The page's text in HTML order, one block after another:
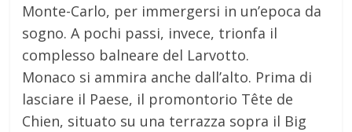
Monte-Carlo, per immergersi in un’epoca da
sogno. A pochi passi, invece, trionfa il
complesso balneare del Larvotto.
Monaco si ammira anche dall’alto. Prima di
lasciare il Paese, il promontorio Tête de
Chien, situato su una terrazza sopra il Big